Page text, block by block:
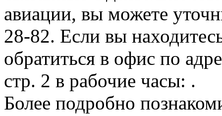
авиации, вы можете
28-82. Если вы
обратиться в офис по
стр. 2 в рабочие часы: .
Более подробно